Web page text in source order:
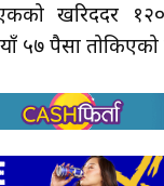
खरिददर
५७ पैसा